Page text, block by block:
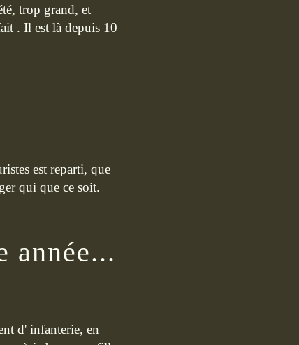
trop grand, et
. Il est là depuis 10
est reparti, que
qui que ce soit.
année...
d' infanterie, en